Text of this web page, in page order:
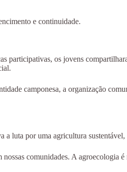
e continuidade.
os jovens
camponesa, a organização
luta por uma agricultura
comunidades. A